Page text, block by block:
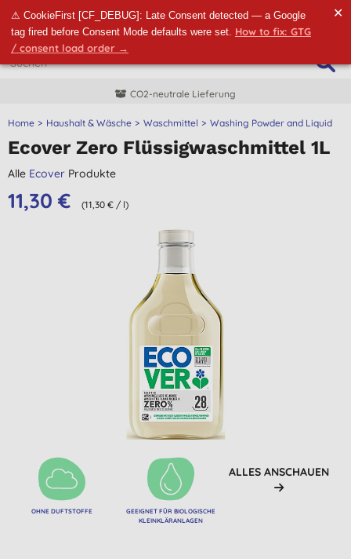
⚠ CookieFirst [CF_DEBUG]: Late Consent detected — a Google
tag fired before Consent Mode defaults were set. How to fix: GTG
/ consent load order →
✕
Home Haushalt & Wäsche Waschmittel Washing Powder and Liquid
Ecover Zero Flüssigwaschmittel 1L
Alle Ecover Produkte
11,30 € (11,30 € / l)
OHNE DUFTSTOFFE
GEEIGNET FÜR BIOLOGISCHE
KLEINKLÄRANLAGEN
ALLES ANSCHAUEN